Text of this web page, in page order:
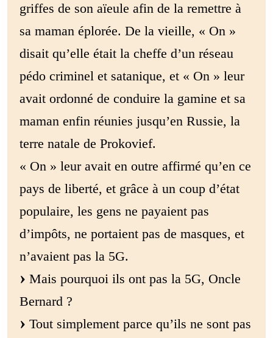
griffes de son aïeule afin de la remettre à
sa maman éplorée. De la vieille, « On »
disait qu’elle était la cheffe d’un réseau
pédo criminel et satanique, et « On » leur
avait ordonné de conduire la gamine et sa
maman enfin réunies jusqu’en Russie, la
terre natale de Prokovief.
« On » leur avait en outre affirmé qu’en ce
pays de liberté, et grâce à un coup d’état
populaire, les gens ne payaient pas
d’impôts, ne portaient pas de masques, et
n’avaient pas la 5G.
Mais pourquoi ils ont pas la 5G, Oncle
Bernard ?
Tout simplement parce qu’ils ne sont pas